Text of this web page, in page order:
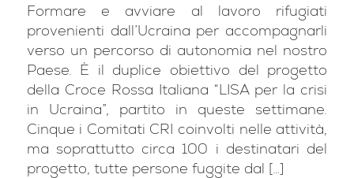
Formare e avviare al lavoro rifugiati
provenienti dall’Ucraina per accompagnarli
verso un percorso di autonomia nel nostro
Paese. È il duplice obiettivo del progetto
della Croce Rossa Italiana “LISA per la crisi
in Ucraina”, partito in queste settimane.
Cinque i Comitati CRI coinvolti nelle attività,
ma soprattutto circa 100 i destinatari del
progetto, tutte persone fuggite dal […]